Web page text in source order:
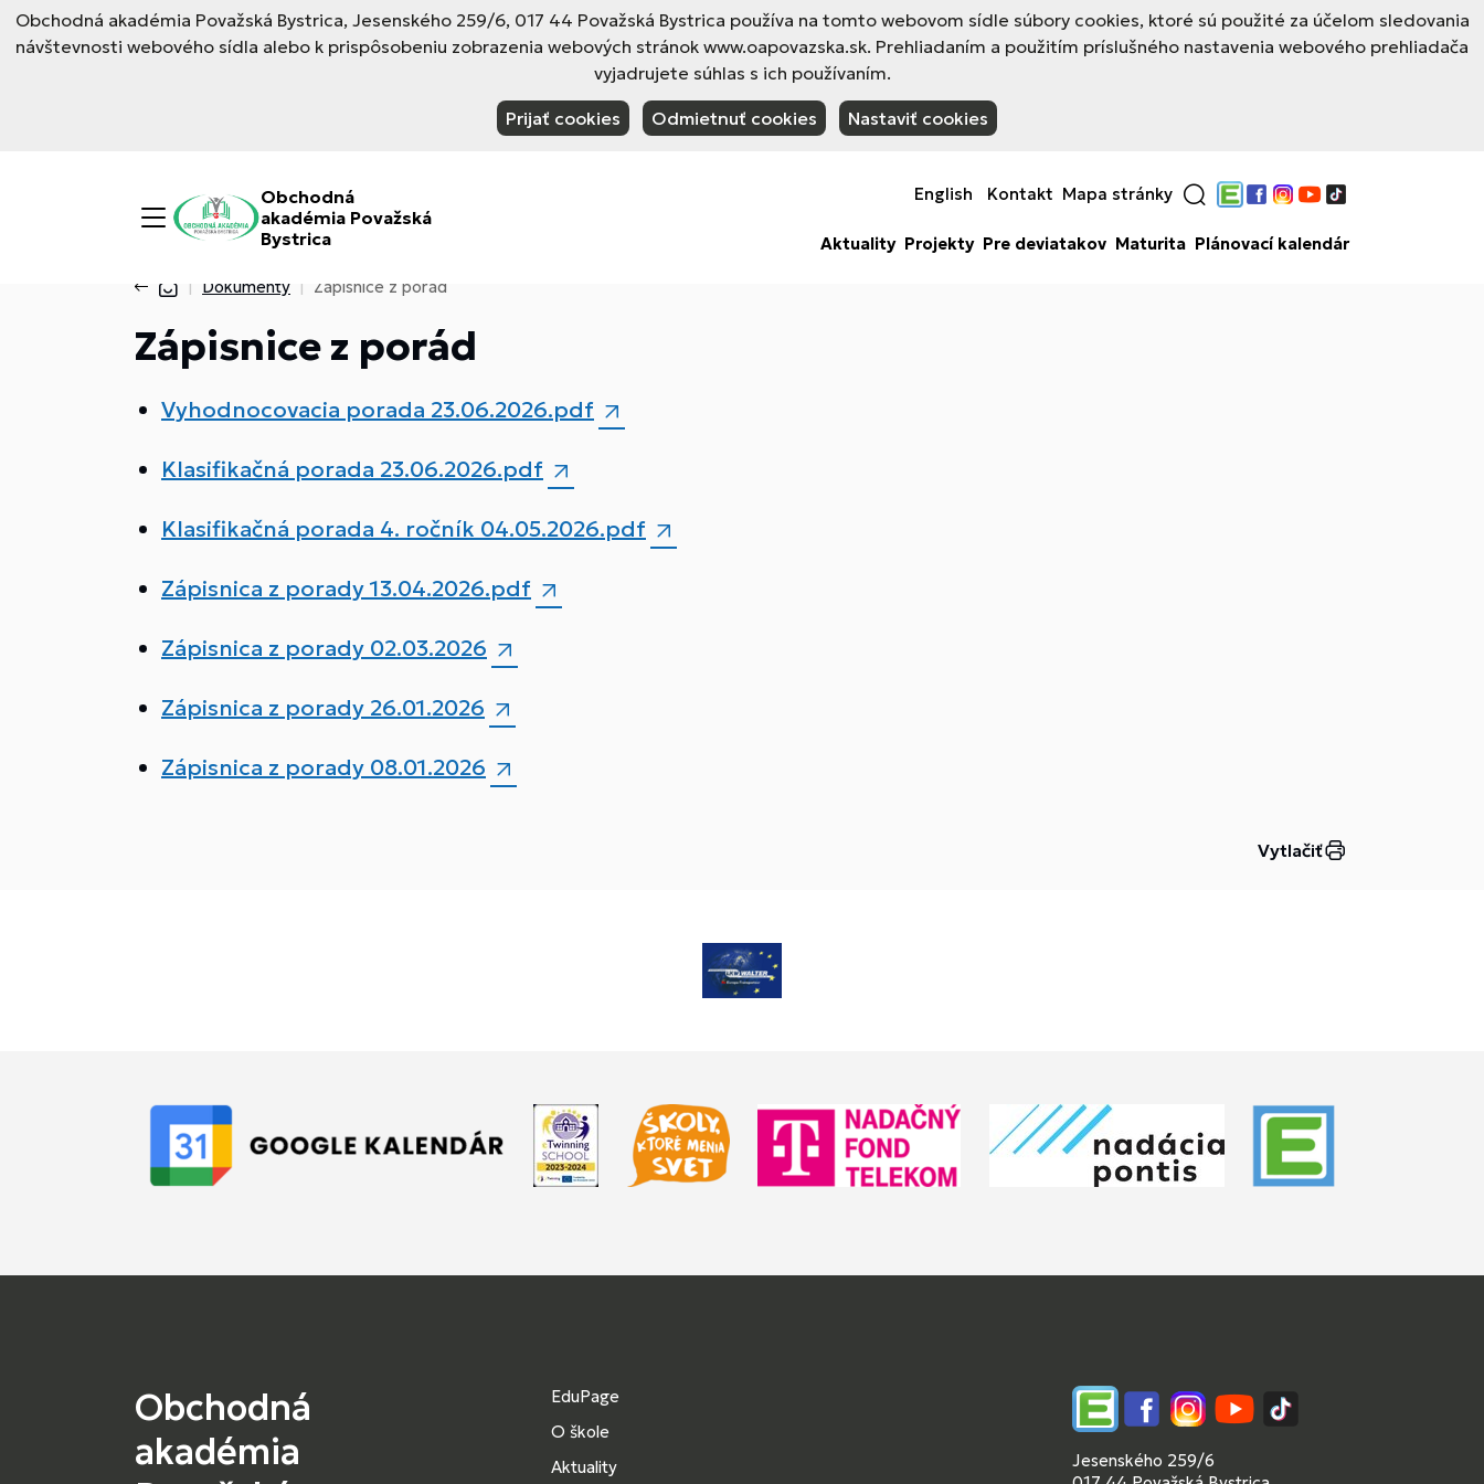
Obchodná akadémia Považská Bystrica, Jesenského 259/6, 017 44 Považská Bystrica používa na tomto webovom sídle súbory cookies, ktoré sú použité za účelom sledovania
návštevnosti webového sídla alebo k prispôsobeniu zobrazenia webových stránok www.oapovazska.sk. Prehliadaním a použitím príslušného nastavenia webového prehliadača
vyjadrujete súhlas s ich používaním.
Prijať cookies Odmietnuť cookies Nastaviť cookies
Obchodná
akadémia Považská
Bystrica
English Kontakt Mapa stránky
Edupage
Facebook
Instagram
YouTube
TikTok
Aktuality Projekty Pre deviatakov Maturita Plánovací kalendár
Dokumenty Zápisnice z porád
Zápisnice z porád
Vyhodnocovacia porada 23.06.2026.pdf
Klasifikačná porada 23.06.2026.pdf
Klasifikačná porada 4. ročník 04.05.2026.pdf
Zápisnica z porady 13.04.2026.pdf
Zápisnica z porady 02.03.2026
Zápisnica z porady 26.01.2026
Zápisnica z porady 08.01.2026
Vytlačiť
Obchodná
akadémia
EduPage
O škole
Aktuality
EdupageFacebookInstagramYouTubeTikTok
Jesenského 259/6